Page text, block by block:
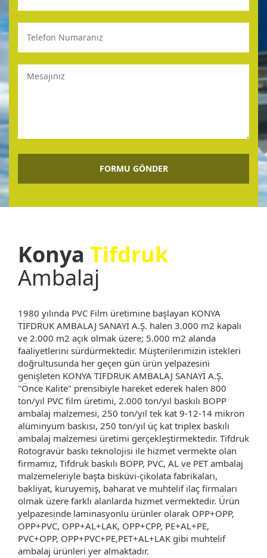
Konya Tifdruk
Ambalaj
1980 yılında PVC Film üretimine başlayan KONYA
TİFDRUK AMBALAJ SANAYİ A.Ş. halen 3.000 m2 kapalı
ve 2.000 m2 açık olmak üzere; 5.000 m2 alanda
faaliyetlerini sürdürmektedir. Müşterilerimizin istekleri
doğrultusunda her geçen gün ürün yelpazesini
genişleten KONYA TİFDRUK AMBALAJ SANAYİ A.Ş.
"Önce Kalite" prensibiyle hareket ederek halen 800
ton/yıl PVC film üretimi, 2.000 ton/yıl baskılı BOPP
ambalaj malzemesi, 250 ton/yıl tek kat 9-12-14 mikron
alüminyum baskısı, 250 ton/yıl üç kat triplex baskılı
ambalaj malzemesi üretimi gerçekleştirmektedir. Tifdruk
Rotogravür baskı teknolojisi ile hizmet vermekte olan
firmamız, Tifdruk baskılı BOPP, PVC, AL ve PET ambalaj
malzemeleriyle başta bisküvi-çikolata fabrikaları,
bakliyat, kuruyemiş, baharat ve muhtelif ilaç firmaları
olmak üzere farklı alanlarda hizmet vermektedir. Ürün
yelpazesinde laminasyonlu ürünler olarak OPP+OPP,
OPP+PVC, OPP+AL+LAK, OPP+CPP, PE+AL+PE,
PVC+OPP, OPP+PVC+PE,PET+AL+LAK gibi muhtelif
ambalaj ürünleri yer almaktadır.